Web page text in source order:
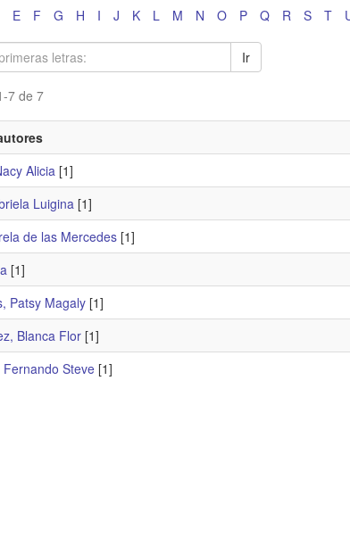
E F G H I J K L M N O P Q R S T
Ir
7 de 7
Alicia [1]
Luigina [1]
de las Mercedes [1]
[1]
Patsy Magaly [1]
Blanca Flor [1]
Steve [1]